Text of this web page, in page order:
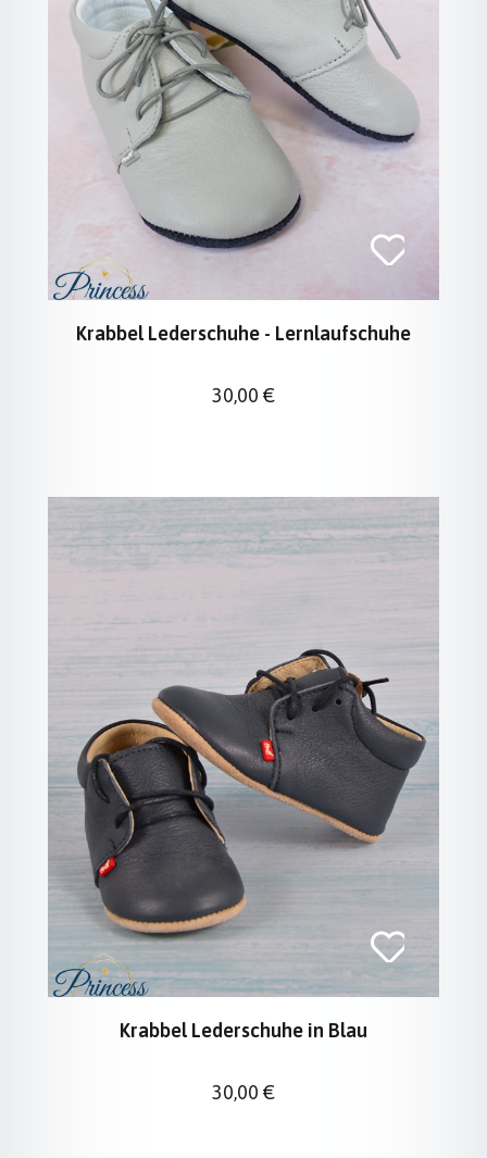
Krabbel Lederschuhe - Lernlaufschuhe
Regulärer Preis:
30,00 €
Krabbel Lederschuhe in Blau
Regulärer Preis:
30,00 €